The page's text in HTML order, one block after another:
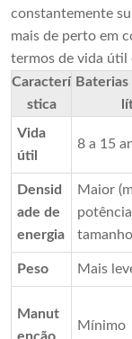
constantemente
mais de perto em
termos de vida útil
Caracterí
stica
Vida
útil
8 a 15
Densid
ade de
energia
Maior
Peso Mais
Manut
Mínimo